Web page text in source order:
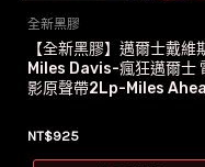
全新黑膠
【全新黑膠】邁爾士戴維
Miles Davis-瘋狂邁爾士
影原聲帶2Lp-Miles
NT$925